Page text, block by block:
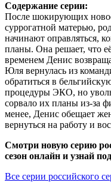
Содержание серии:
После шокирующих
суррогатной матерью,
начинают оправляться,
планы. Она решает, что
временем Денис
Юля вернулась из
обратиться в
процедуры ЭКО, но
сорвало их планы из-за
менее, Денис обещает
вернуться на работу и
Смотри новую серию
сезон онлайн и узнай
Все серии российского